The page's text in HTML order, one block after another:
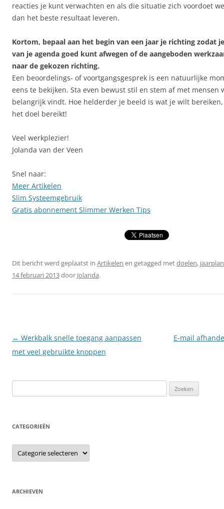
reacties je kunt verwachten en als die situatie zich voordoet
dan het beste resultaat leveren.
Kortom, bepaal aan het begin van een jaar je richting zodat
van je agenda goed kunt afwegen of de aangeboden
naar de gekozen richting.
Een beoordelings- of voortgangsgesprek is een natuurlijke
eens te bekijken. Sta even bewust stil en stem af met mensen
belangrijk vindt. Hoe helderder je beeld is wat je wilt
het doel bereikt!
Veel werkplezier!
Jolanda van der Veen
Snel naar:
Meer Artikelen
Slim Systeemgebruik
Gratis abonnement Slimmer Werken Tips
Dit bericht werd geplaatst in Artikelen en getagged metdoelen, jaarplan
14 februari 2013door Jolanda.
Berichtnavigatie
← Werkbalk snelle toegang aanpassen
met veel gebruikte knoppen
E-mail
naar:
CATEGORIEËN
Categorieën
ARCHIEVEN